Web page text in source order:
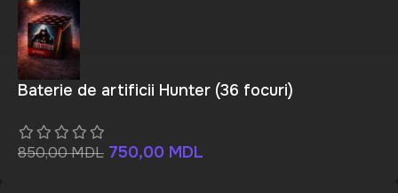
Baterie de artificii Hunter (36 focuri)
850,00MDL 750,00 MDL